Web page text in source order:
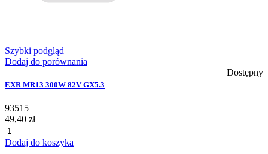
Szybki podgląd
Dodaj do porównania
Dostępny
EXR MR13 300W 82V GX5.3
93515
49,40 zł
Dodaj do koszyka